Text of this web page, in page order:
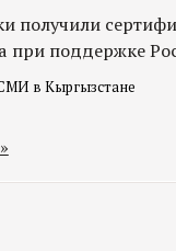
в Кыргызстане
получили
поддержке